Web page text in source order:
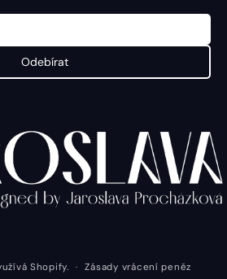
Odebírat
Shopify. Zásady vrácení peněz